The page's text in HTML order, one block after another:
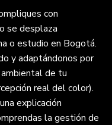
con
se desplaza
o estudio en Bogotá.
y adaptándonos por
de tu
real del color).
explicación
la gestión de